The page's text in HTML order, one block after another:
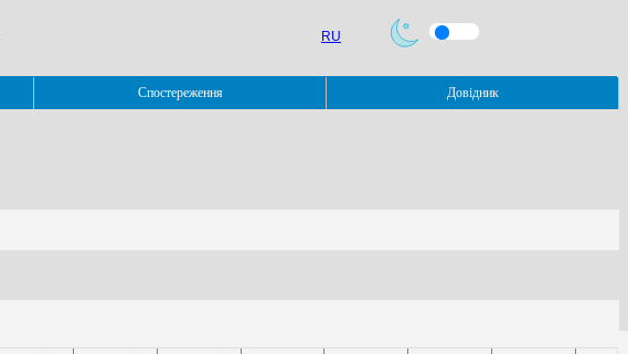
RU
Спостереження Довідник